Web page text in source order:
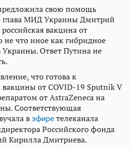
свою помощь
глава МИД Украины Дмитрий
вакцина от
не что иное как гибридное
Ответ Путина не
что готова к
от COVID-19 Sputnik V
от AstraZeneca на
Соответствующая
в эфире телеканала
Российского фонда
Кирилла Дмитриева.